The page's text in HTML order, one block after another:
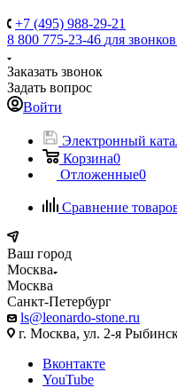
+7 (495) 988-29-21
8 800 775-23-46 для
Заказать звонок
Задать вопрос
Войти
Электронный
Корзина0
Отложенные0
Сравнение
Ваш город
Москва
Москва
Санкт-Петербург
ls@leonardo-stone.ru
г. Москва, ул. 2-я
Вконтакте
YouTube